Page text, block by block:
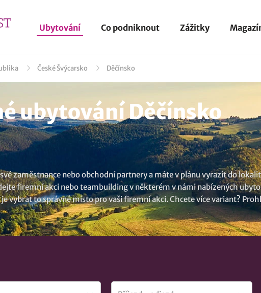
Ubytování Co podniknout Zážitky
České Švýcarsko Děčínsko
ubytování Děčínsko
zaměstnance nebo obchodní partnery a máte v plánu vyrazit do
firemní akci nebo teambuilding v některém v námi nabízených
vybrat to správné místo pro vaši firemní akci. Chcete více variant?